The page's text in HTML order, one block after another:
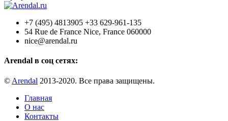
+7 (495) 4813905 +33 629-961-135
54 Rue de France Nice, France 060000
nice@arendal.ru
Arendal в соц сетях:
© Arendal 2013-2020. Все права защищены.
Главная
О нас
Контакты